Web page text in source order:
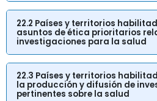
22.2 Países y territorios
asuntos de ética prioritarios
investigaciones para la salud
22.3 Países y territorios
la producción y difusión de
pertinentes sobre la salud